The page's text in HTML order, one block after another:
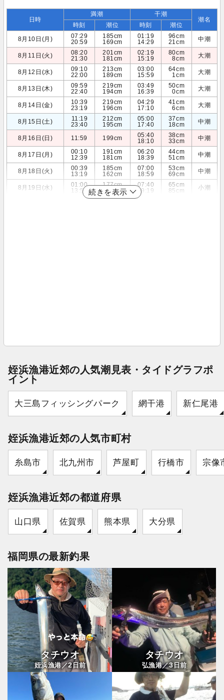
日時
満潮 干潮
潮名
時刻 潮位 時刻
潮位
8月10日(月)
07:29
20:59
185cm
169cm
01:19
14:29
96cm
21cm
中潮
8月11日(火)
08:20
21:30
201cm
181cm
02:19
15:19
80cm
8cm
大潮
8月12日(水)
09:10
22:00
213cm
189cm
03:00
15:59
64cm
1cm
大潮
8月13日(木)
09:59
22:40
219cm
194cm
03:49
16:39
50cm
0cm
大潮
8月14日(金)
10:39
23:19
219cm
196cm
04:29
17:10
41cm
6cm
大潮
8月15日(土)
11:19
23:40
212cm
195cm
05:00
17:40
37cm
18cm
中潮
8月16日(日) 11:59 199cm
05:40
18:10
38cm
33cm
中潮
8月17日(月)
00:10
12:39
191cm
181cm
06:20
18:39
44cm
51cm
中潮
8月18日(火)
00:39
13:19
185cm
162cm
07:00
18:59
53cm
69cm
中潮
8月19日(水)
01:00
13:59
177cm
142cm
07:40
19:19
65cm
85cm
小潮
続きを表示
姪浜漁港近郊の人気潮見表・タイドグラフポ
イント
大三島フィッシングパーク 網干港 新仁尾港
姪浜漁港近郊の人気市町村
糸島市 北九州市 芦屋町 行橋市 宗像
姪浜漁港近郊の都道府県
山口県 佐賀県 熊本県 大分県
福岡県の最新釣果
タチウオ
姪浜漁港／2日前
タチウオ
弘漁港／3日前